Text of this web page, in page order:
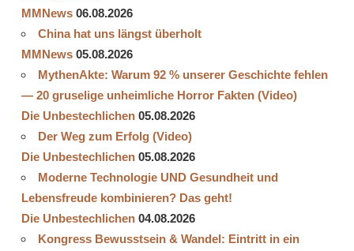
MMNews 06.08.2026
China hat uns längst überholt
MMNews 05.08.2026
MythenAkte: Warum 92 % unserer Geschichte fehlen
— 20 gruselige unheimliche Horror Fakten (Video)
Die Unbestechlichen 05.08.2026
Der Weg zum Erfolg (Video)
Die Unbestechlichen 05.08.2026
Moderne Technologie UND Gesundheit und
Lebensfreude kombinieren? Das geht!
Die Unbestechlichen 04.08.2026
Kongress Bewusstsein & Wandel: Eintritt in ein